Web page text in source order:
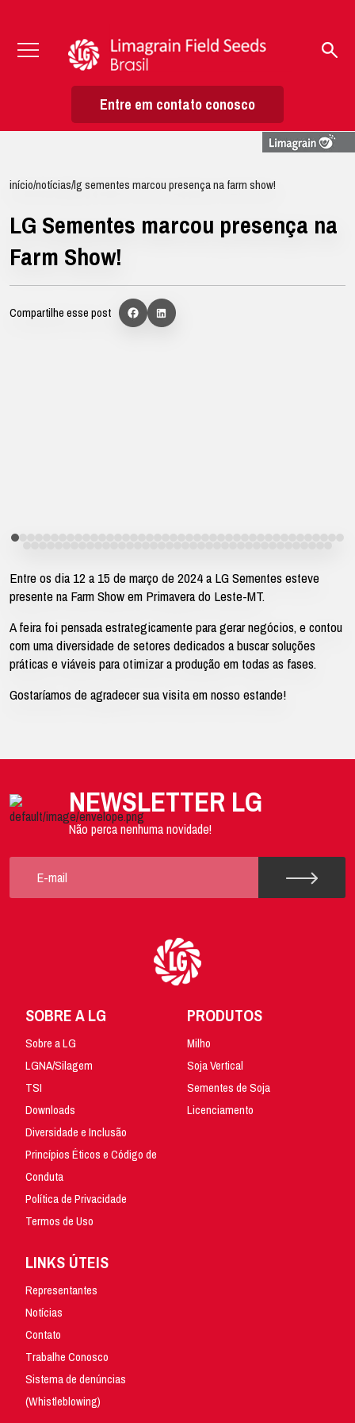
Entre em contato conosco
início/notícias/lg sementes marcou presença na farm show!
LG Sementes marcou presença na
Farm Show!
Compartilhe esse post
Entre os dia 12 a 15 de março de 2024 a LG Sementes esteve
presente na Farm Show em Primavera do Leste-MT.
A feira foi pensada estrategicamente para gerar negócios, e contou
com uma diversidade de setores dedicados a buscar soluções
práticas e viáveis para otimizar a produção em todas as fases.
Gostaríamos de agradecer sua visita em nosso estande!
NEWSLETTER LG
Não perca nenhuma novidade!
SOBRE A LG
Sobre a LG
LGNA/Silagem
TSI
Downloads
Diversidade e Inclusão
Princípios Éticos e Código de
Conduta
Política de Privacidade
Termos de Uso
PRODUTOS
Milho
Soja Vertical
Sementes de Soja
Licenciamento
LINKS ÚTEIS
Representantes
Notícias
Contato
Trabalhe Conosco
Sistema de denúncias
(Whistleblowing)